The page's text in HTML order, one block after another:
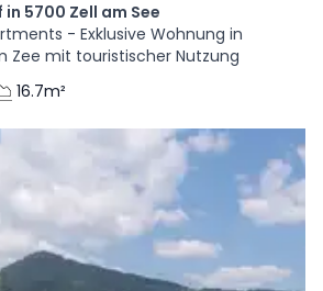
5700 Zell am See
- Exklusive Wohnung in
Zee mit touristischer Nutzung
16.7m²